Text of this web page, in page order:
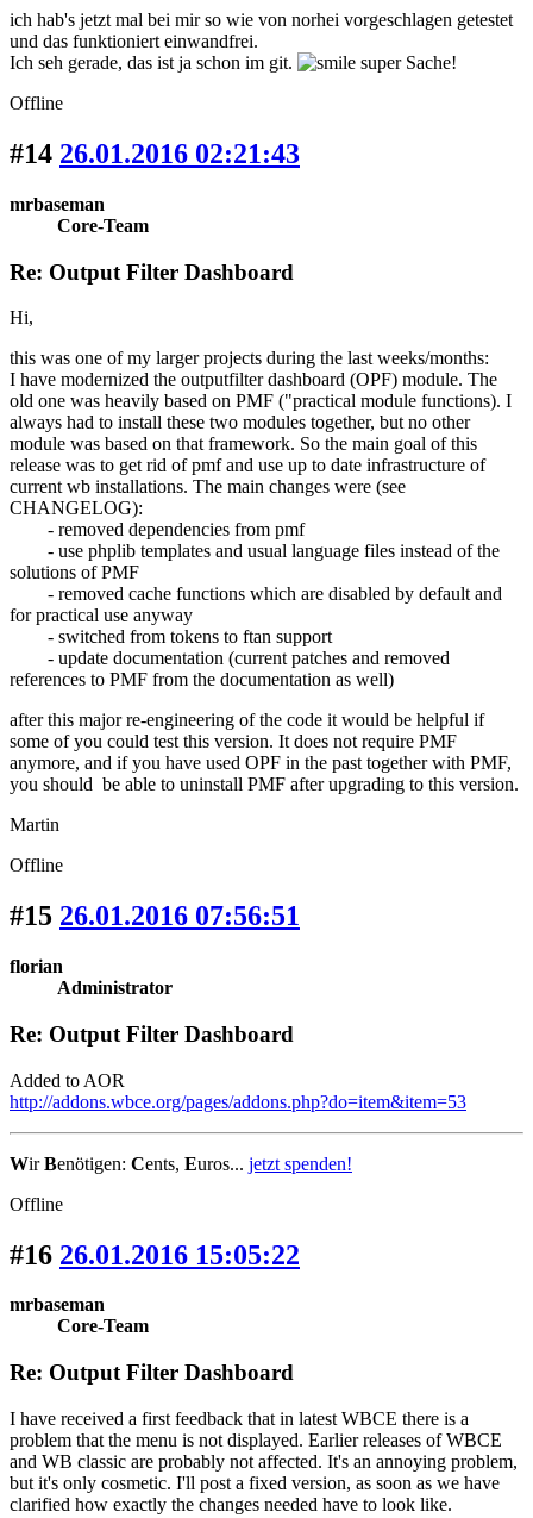
ich hab's jetzt mal bei mir so wie von norhei vorgeschlagen getestet
und das funktioniert einwandfrei.
Ich seh gerade, das ist ja schon im git.
super Sache!
Offline
#14 26.01.2016 02:21:43
mrbaseman
Core-Team
Re: Output Filter Dashboard
Hi,
this was one of my larger projects during the last weeks/months:
I have modernized the outputfilter dashboard (OPF) module. The
old one was heavily based on PMF ("practical module functions). I
always had to install these two modules together, but no other
module was based on that framework. So the main goal of this
release was to get rid of pmf and use up to date infrastructure of
current wb installations. The main changes were (see
CHANGELOG):
- removed dependencies from pmf
- use phplib templates and usual language files instead of the
solutions of PMF
- removed cache functions which are disabled by default and
for practical use anyway
- switched from tokens to ftan support
- update documentation (current patches and removed
references to PMF from the documentation as well)
after this major re-engineering of the code it would be helpful if
some of you could test this version. It does not require PMF
anymore, and if you have used OPF in the past together with PMF,
you should be able to uninstall PMF after upgrading to this version.
Martin
Offline
#15 26.01.2016 07:56:51
florian
Administrator
Re: Output Filter Dashboard
Added to AOR
http://addons.wbce.org/pages/addons.php?do=item&item=53
WirBenötigen: Cents, Euros... jetzt spenden!
Offline
#16 26.01.2016 15:05:22
mrbaseman
Core-Team
Re: Output Filter Dashboard
I have received a first feedback that in latest WBCE there is a
problem that the menu is not displayed. Earlier releases of WBCE
and WB classic are probably not affected. It's an annoying problem,
but it's only cosmetic. I'll post a fixed version, as soon as we have
clarified how exactly the changes needed have to look like.